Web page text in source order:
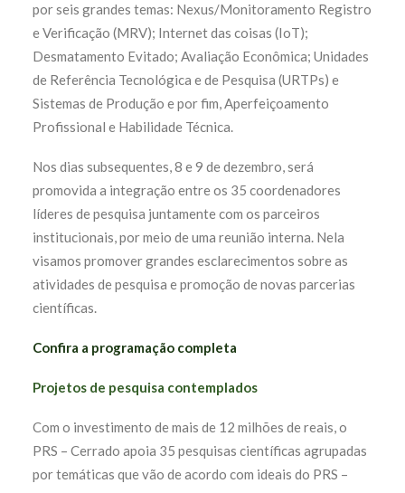
por seis grandes temas: Nexus/Monitoramento Registro
e Verificação (MRV); Internet das coisas (IoT);
Desmatamento Evitado; Avaliação Econômica; Unidades
de Referência Tecnológica e de Pesquisa (URTPs) e
Sistemas de Produção e por fim, Aperfeiçoamento
Profissional e Habilidade Técnica.
Nos dias subsequentes, 8 e 9 de dezembro, será
promovida a integração entre os 35 coordenadores
líderes de pesquisa juntamente com os parceiros
institucionais, por meio de uma reunião interna. Nela
visamos promover grandes esclarecimentos sobre as
atividades de pesquisa e promoção de novas parcerias
científicas.
Confira a programação completa
Projetos de pesquisa contemplados
Com o investimento de mais de 12 milhões de reais, o
PRS – Cerrado apoia 35 pesquisas científicas agrupadas
por temáticas que vão de acordo com ideais do PRS –